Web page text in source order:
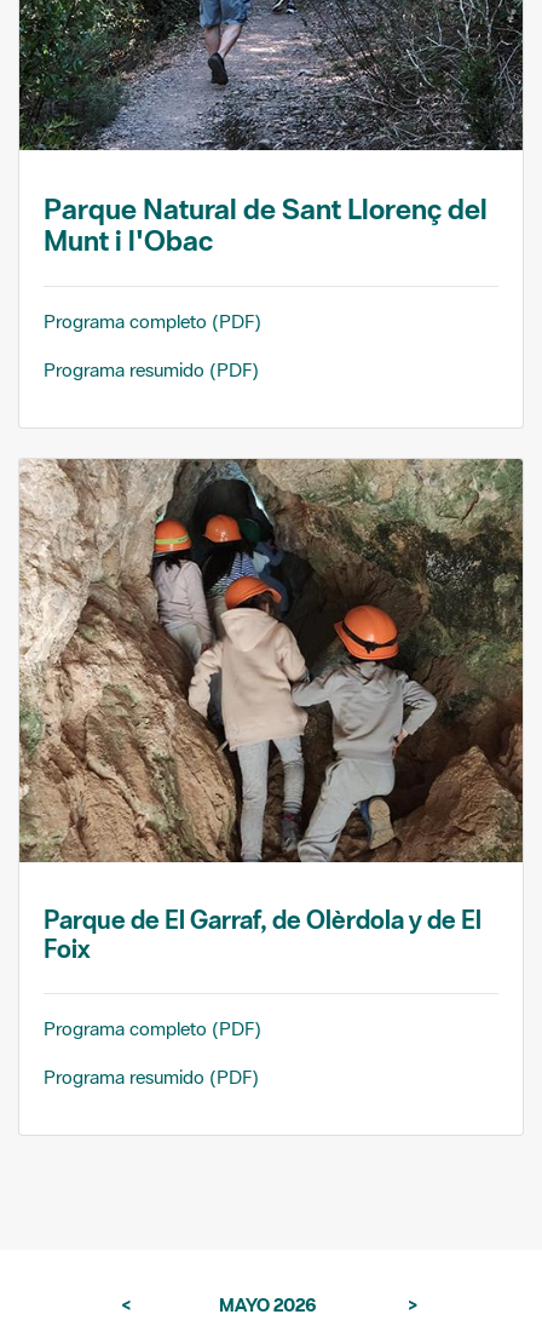
Parque Natural de Sant Llorenç del
Munt i l'Obac
Programa completo (PDF)
Programa resumido (PDF)
Parque de El Garraf, de Olèrdola y de El
Foix
Programa completo (PDF)
Programa resumido (PDF)
< MAYO 2026 >